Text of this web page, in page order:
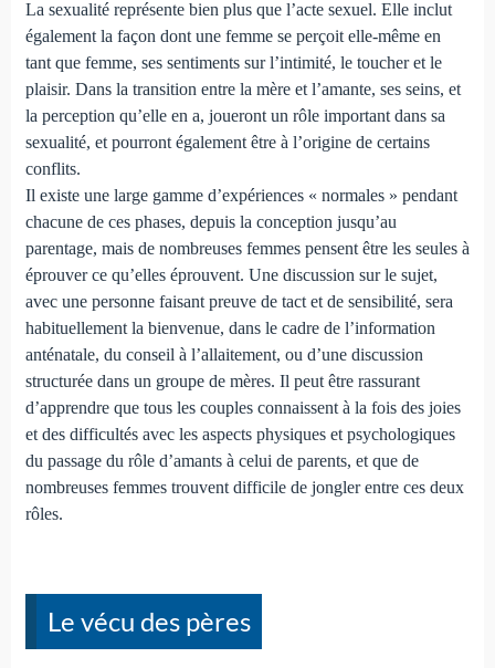
La sexualité représente bien plus que l’acte sexuel. Elle inclut
également la façon dont une femme se perçoit elle-même en
tant que femme, ses sentiments sur l’intimité, le toucher et le
plaisir. Dans la transition entre la mère et l’amante, ses seins, et
la perception qu’elle en a, joueront un rôle important dans sa
sexualité, et pourront également être à l’origine de certains
conflits.
Il existe une large gamme d’expériences « normales » pendant
chacune de ces phases, depuis la conception jusqu’au
parentage, mais de nombreuses femmes pensent être les seules à
éprouver ce qu’elles éprouvent. Une discussion sur le sujet,
avec une personne faisant preuve de tact et de sensibilité, sera
habituellement la bienvenue, dans le cadre de l’information
anténatale, du conseil à l’allaitement, ou d’une discussion
structurée dans un groupe de mères. Il peut être rassurant
d’apprendre que tous les couples connaissent à la fois des joies
et des difficultés avec les aspects physiques et psychologiques
du passage du rôle d’amants à celui de parents, et que de
nombreuses femmes trouvent difficile de jongler entre ces deux
rôles.
Le vécu des pères